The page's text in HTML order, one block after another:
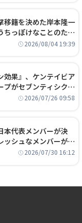
移籍を決めた岸本隆一
ちっぽけなことのため
」
2026/08/04 19:39
効果』、ケンテイビア
プがセブンティシクサ
2026/07/26 09:58
本代表メンバーが決
ッシュなメンバーが日
2026/07/30 16:12